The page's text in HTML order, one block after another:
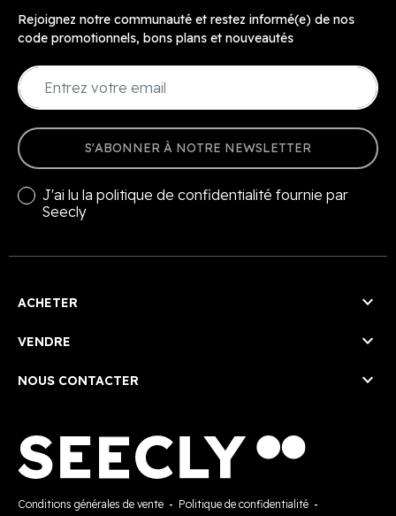
Rejoignez notre communauté et restez informé(e) de nos
code promotionnels, bons plans et nouveautés
S'ABONNER À NOTRE NEWSLETTER
J'ai lu la politique de confidentialité fournie par
Seecly
ACHETER 
VENDRE 
NOUS CONTACTER 
Conditions générales de vente - Politique de confidentialité -